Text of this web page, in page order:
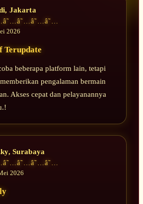
Jakarta
2026
beberapa platform lain, tetapi
pengalaman bermain
Akses cepat dan pelayanannya
Surabaya
2026